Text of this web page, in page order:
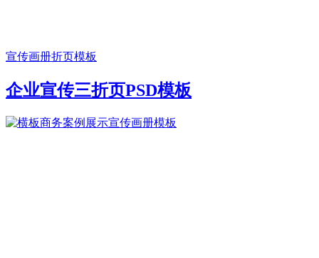
宣传画册折页模板
企业宣传三折页PSD模板